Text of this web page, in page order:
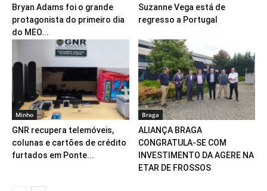
Bryan Adams foi o grande
protagonista do primeiro dia
do MEO...
Suzanne Vega está de
regresso a Portugal
Minho
GNR recupera telemóveis,
colunas e cartões de crédito
furtados em Ponte...
Braga
ALIANÇA BRAGA
CONGRATULA-SE COM
INVESTIMENTO DA AGERE NA
ETAR DE FROSSOS